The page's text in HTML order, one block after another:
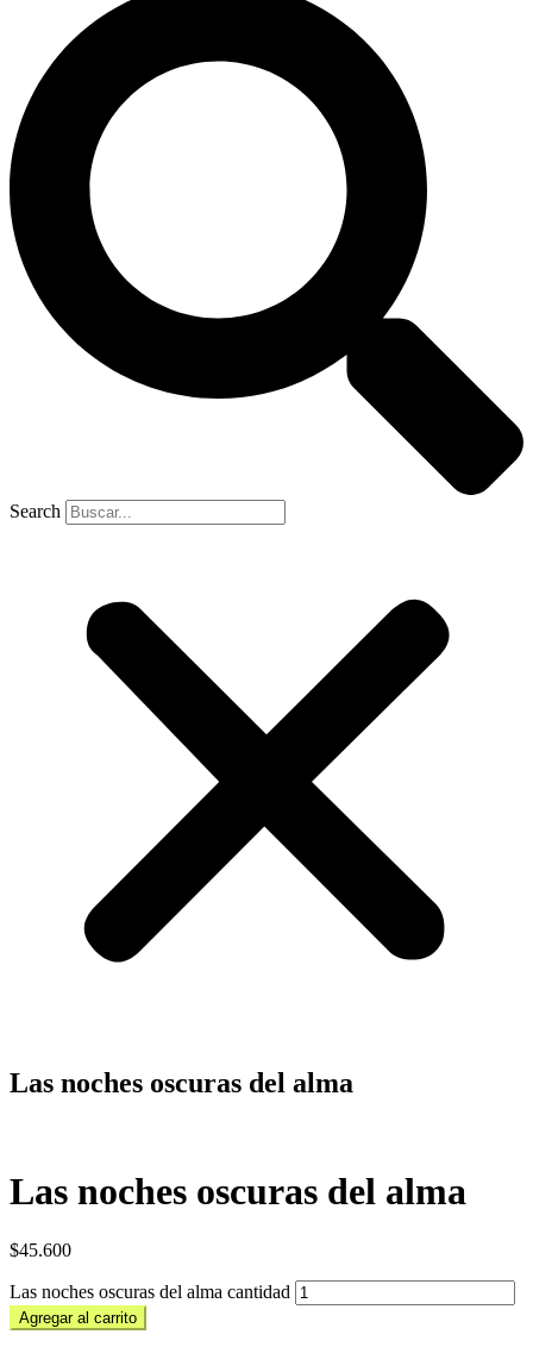
Search
Las noches oscuras del alma
Las noches oscuras del alma
$45.600
Las noches oscuras del alma cantidad
Agregar al carrito